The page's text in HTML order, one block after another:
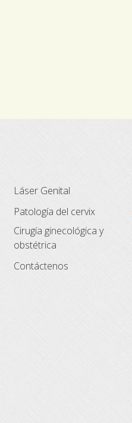
Láser Genital
Patología del cervix
Cirugía ginecológica y
obstétrica
Contáctenos